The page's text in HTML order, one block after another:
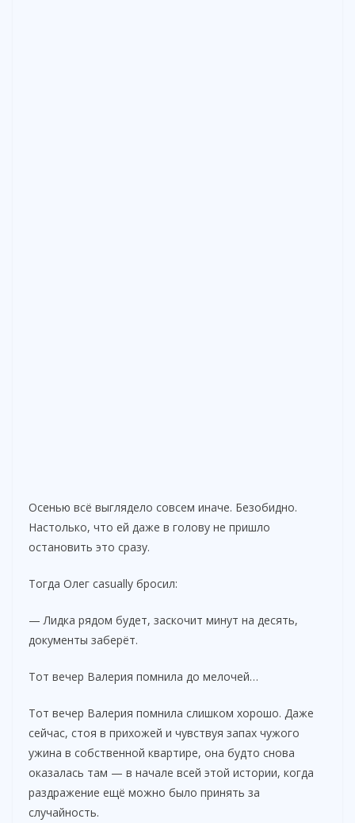
Осенью всё выглядело совсем иначе. Безобидно.
Настолько, что ей даже в голову не пришло
остановить это сразу.
Тогда Олег casually бросил:
— Лидка рядом будет, заскочит минут на десять,
документы заберёт.
Тот вечер Валерия помнила до мелочей…
Тот вечер Валерия помнила слишком хорошо. Даже
сейчас, стоя в прихожей и чувствуя запах чужого
ужина в собственной квартире, она будто снова
оказалась там — в начале всей этой истории, когда
раздражение ещё можно было принять за
случайность.